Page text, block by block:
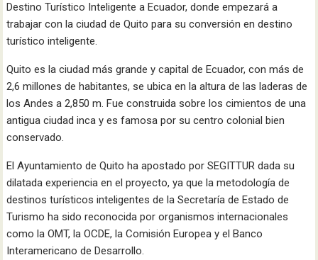
Destino Turístico Inteligente a Ecuador, donde empezará a
trabajar con la ciudad de Quito para su conversión en destino
turístico inteligente.
Quito es la ciudad más grande y capital de Ecuador, con más de
2,6 millones de habitantes, se ubica en la altura de las laderas de
los Andes a 2,850 m. Fue construida sobre los cimientos de una
antigua ciudad inca y es famosa por su centro colonial bien
conservado.
El Ayuntamiento de Quito ha apostado por SEGITTUR dada su
dilatada experiencia en el proyecto, ya que la metodología de
destinos turísticos inteligentes de la Secretaría de Estado de
Turismo ha sido reconocida por organismos internacionales
como la OMT, la OCDE, la Comisión Europea y el Banco
Interamericano de Desarrollo.